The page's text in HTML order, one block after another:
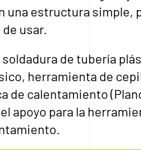
una estructura simple,
usar.
soldadura de tubería
herramienta de
de calentamiento
apoyo para la